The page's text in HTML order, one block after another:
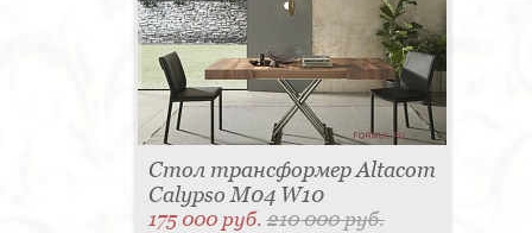
Стол трансформер Altacom
Calypso M04 W10
175 000 руб.210 000 руб.